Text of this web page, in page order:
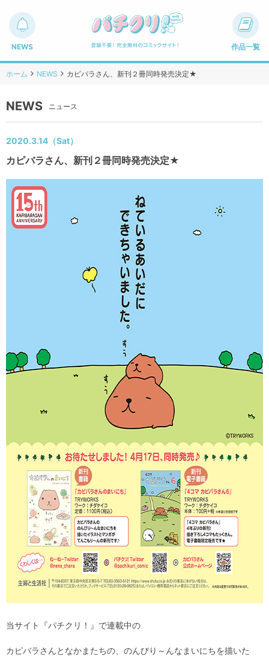
NEWS 作品一覧
ホーム NEWS カピバラさん、新刊２冊同時発売決定★
NEWS ニュース
2020.3.14（Sat）
カピバラさん、新刊２冊同時発売決定★
当サイト『パチクリ！』で連載中の
カピバラさんとなかまたちの、のんびり～んなまいにちを描いた